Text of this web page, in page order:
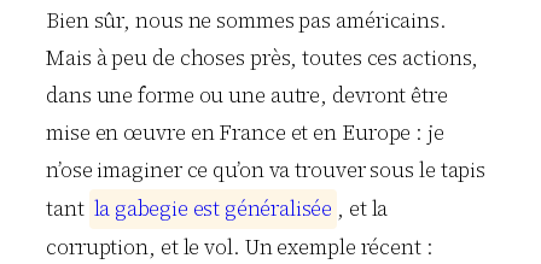
Bien sûr, nous ne sommes pas américains.
Mais à peu de choses près, toutes ces actions,
dans une forme ou une autre, devront être
mise en œuvre en France et en Europe : je
n’ose imaginer ce qu’on va trouver sous le tapis
tant la gabegie est généralisée , et la
corruption, et le vol. Un exemple récent :